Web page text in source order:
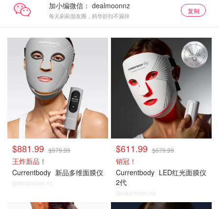
加小编微信：
每天刷刷朋友圈，精华折扣不漏掉
复制
$881.99 $979.99
王炸新品！
Currentbody 新品多维面膜仪
@dealmoon.nz
$611.99 $679.99
销冠！
Currentbody LED红光面膜仪
2代
@dealmoon.nz